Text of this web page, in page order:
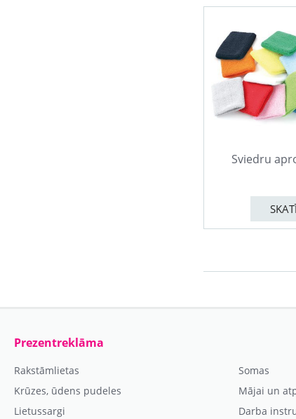
Sviedru
Prezentreklāma
Rakstāmlietas
Krūzes, ūdens pudeles
Lietussargi
Somas
Mājai un
Darba